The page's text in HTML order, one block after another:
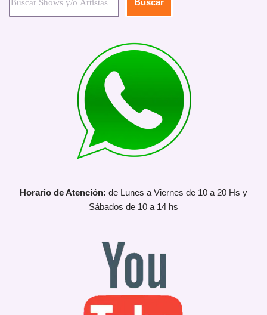
Buscar
Horario de Atención: de Lunes a Viernes de 10 a 20 Hs y
Sábados de 10 a 14 hs